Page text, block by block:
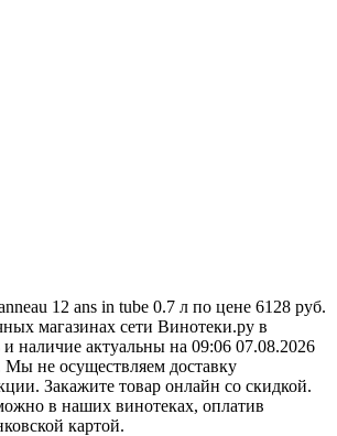
12 ans in tube 0.7 л по цене 6128 руб.
магазинах сети Винотеки.ру в
наличие актуальны на 09:06 07.08.2026
Мы не осуществляем доставку
Закажите товар онлайн со скидкой.
в наших винотеках, оплатив
картой.